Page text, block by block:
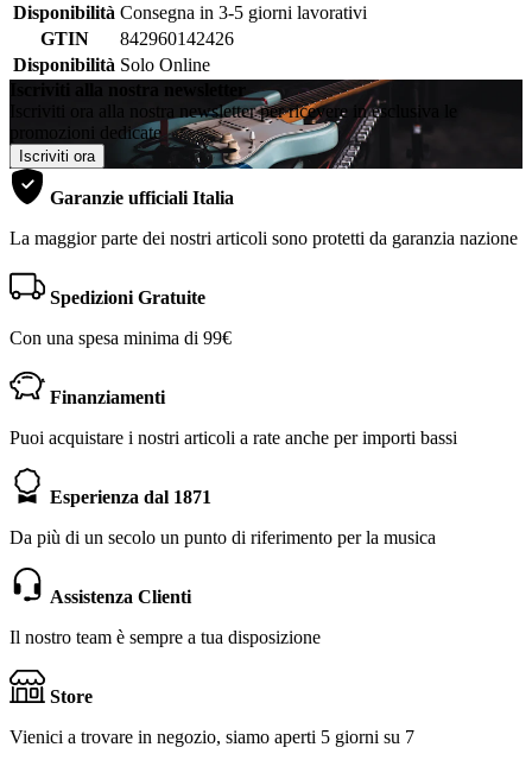
Disponibilità Consegna in 3-5 giorni lavorativi
GTIN
842960142426
Disponibilità Solo Online
Iscriviti alla nostra newsletter
Iscriviti ora alla nostra newsletter per ricevere in esclusiva le
promozioni dedicate
Iscriviti ora
Garanzie ufficiali Italia
La maggior parte dei nostri articoli sono protetti da garanzia nazione
Spedizioni Gratuite
Con una spesa minima di 99€
Finanziamenti
Puoi acquistare i nostri articoli a rate anche per importi bassi
Esperienza dal 1871
Da più di un secolo un punto di riferimento per la musica
Assistenza Clienti
Il nostro team è sempre a tua disposizione
Store
Vienici a trovare in negozio, siamo aperti 5 giorni su 7